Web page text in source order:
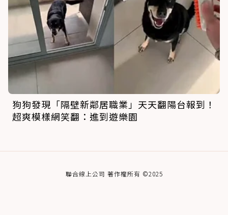
狗狗發現「隔壁新鄰居職業」天天翻陽台報到！
超爽模樣網笑翻：進到遊樂園
聯合線上公司 著作權所有 ©2025